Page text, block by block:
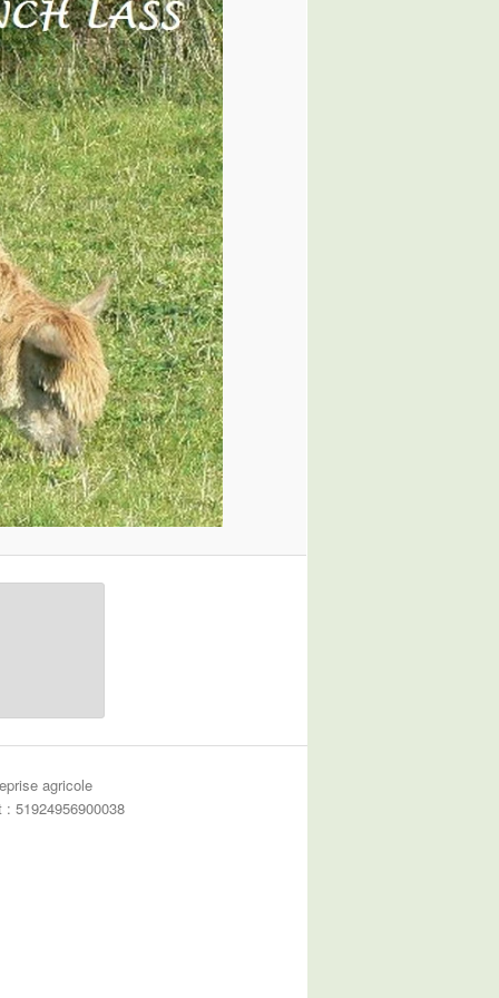
agricole
: 51924956900038